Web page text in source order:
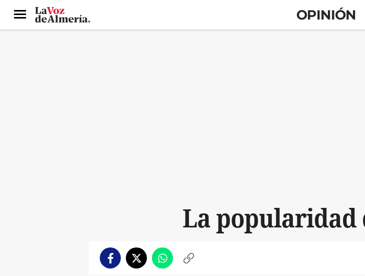
Menú OPINIÓN
La popularidad
FacebookTwitterWhatsappCopiar